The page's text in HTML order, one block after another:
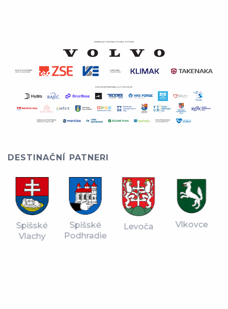
DESTINAČNÍ PATNERI
Spišské
Vlachy
Spišské
Podhradie
Levoča Vlkovce